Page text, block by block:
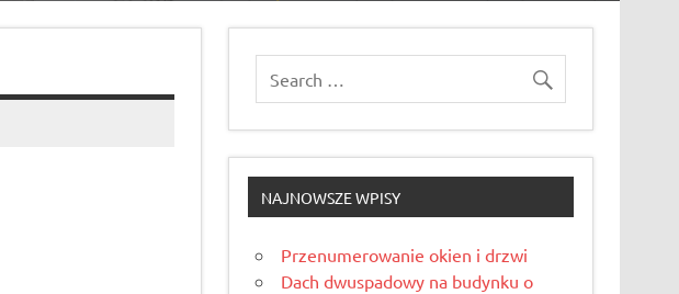
NAJNOWSZE WPISY
Przenumerowanie okien i drzwi
Dach dwuspadowy na budynku o